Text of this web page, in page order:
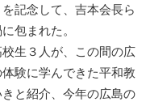
記念して、吉本会長ら
包まれた。
生３人が、この間の広
験に学んできた平和教
と紹介、今年の広島の